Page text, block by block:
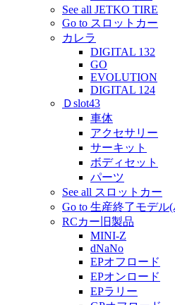
See all JETKO TIRE
Go to スロットカー
カレラ
DIGITAL 132
GO
EVOLUTION
DIGITAL 124
Ｄslot43
車体
アクセサリー
サーキット
ボディセット
パーツ
See all スロットカー
Go to 生産終了モデル
RCカー旧製品
MINI-Z
dNaNo
EPオフロード
EPオンロード
EPラリー